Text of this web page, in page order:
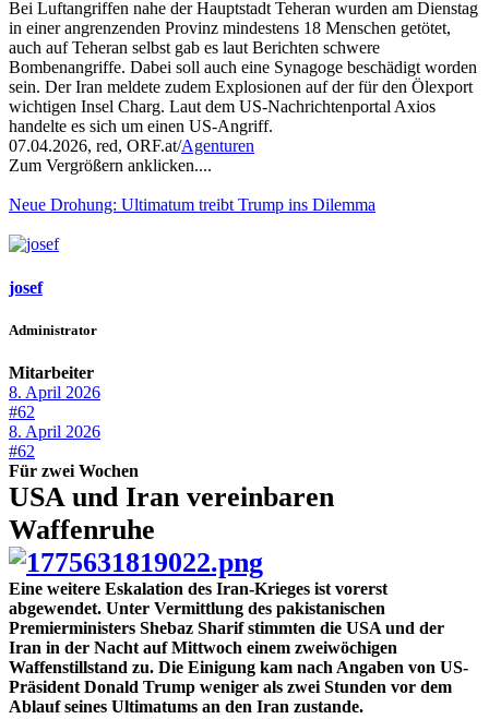
Bei Luftangriffen nahe der Hauptstadt Teheran wurden am Dienstag
in einer angrenzenden Provinz mindestens 18 Menschen getötet,
auch auf Teheran selbst gab es laut Berichten schwere
Bombenangriffe. Dabei soll auch eine Synagoge beschädigt worden
sein. Der Iran meldete zudem Explosionen auf der für den Ölexport
wichtigen Insel Charg. Laut dem US-Nachrichtenportal Axios
handelte es sich um einen US-Angriff.
07.04.2026, red, ORF.at/Agenturen
Zum Vergrößern anklicken....
Neue Drohung: Ultimatum treibt Trump ins Dilemma
josef
Administrator
Mitarbeiter
8. April 2026
#62
8. April 2026
#62
Für zwei Wochen
USA und Iran vereinbaren
Waffenruhe
Eine weitere Eskalation des Iran-Krieges ist vorerst
abgewendet. Unter Vermittlung des pakistanischen
Premierministers Shebaz Sharif stimmten die USA und der
Iran in der Nacht auf Mittwoch einem zweiwöchigen
Waffenstillstand zu. Die Einigung kam nach Angaben von US-
Präsident Donald Trump weniger als zwei Stunden vor dem
Ablauf seines Ultimatums an den Iran zustande.